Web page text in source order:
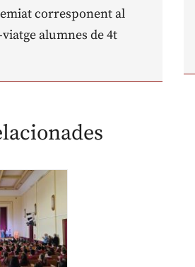
corresponent al
alumnes de 4t